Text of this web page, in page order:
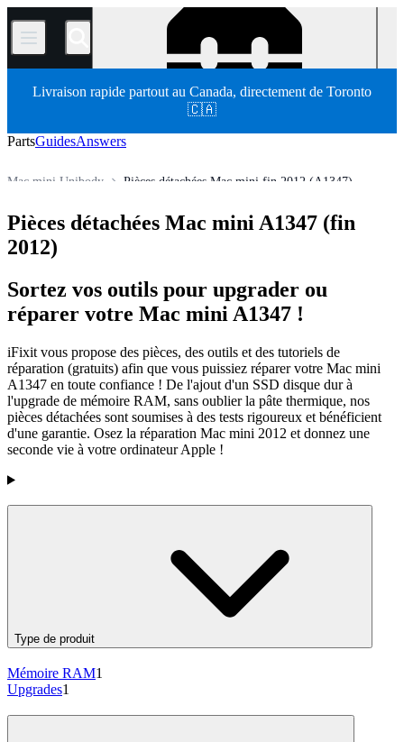
/
Livraison rapide partout au Canada, directement de Toronto
🇨🇦
PartsGuidesAnswers
Pièces détachées Mac mini fin 2012 (A1347)
Mac mini Unibody
Pièces détachées Mac mini A1347 (fin
2012)
Sortez vos outils pour upgrader ou
réparer votre Mac mini A1347 !
iFixit vous propose des pièces, des outils et des tutoriels de
réparation (gratuits) afin que vous puissiez réparer votre Mac mini
A1347 en toute confiance ! De l'ajout d'un SSD disque dur à
l'upgrade de mémoire RAM, sans oublier la pâte thermique, nos
pièces détachées sont soumises à des tests rigoureux et bénéficient
d'une garantie. Osez la réparation Mac mini 2012 et donnez une
seconde vie à votre ordinateur Apple !
Products
Type de produit
Mémoire RAM1
Upgrades1